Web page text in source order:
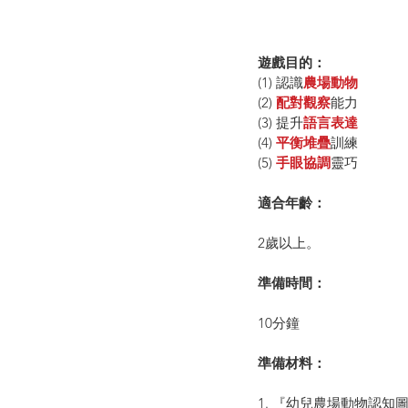
遊戲目的：
(1) 認識農場動物
(2) 配對觀察能力
(3) 提升語言表達
(4) 平衡堆疊訓練
(5) 手眼協調靈巧
適合年齡：
2歲以上。
準備時間：
10分鐘
準備材料：
1. 『幼兒農場動物認知